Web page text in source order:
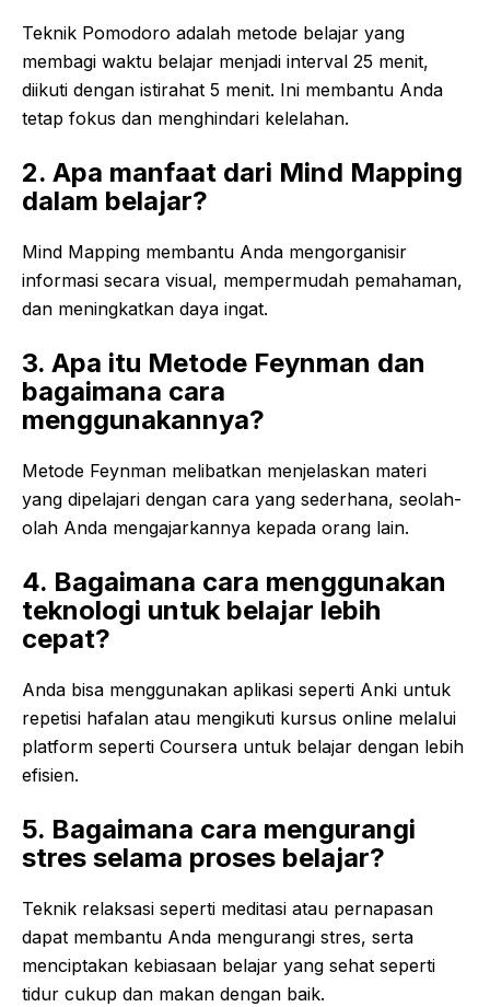
Teknik Pomodoro adalah metode belajar yang
membagi waktu belajar menjadi interval 25 menit,
diikuti dengan istirahat 5 menit. Ini membantu Anda
tetap fokus dan menghindari kelelahan.
2. Apa manfaat dari Mind Mapping
dalam belajar?
Mind Mapping membantu Anda mengorganisir
informasi secara visual, mempermudah pemahaman,
dan meningkatkan daya ingat.
3. Apa itu Metode Feynman dan
bagaimana cara
menggunakannya?
Metode Feynman melibatkan menjelaskan materi
yang dipelajari dengan cara yang sederhana, seolah-
olah Anda mengajarkannya kepada orang lain.
4. Bagaimana cara menggunakan
teknologi untuk belajar lebih
cepat?
Anda bisa menggunakan aplikasi seperti Anki untuk
repetisi hafalan atau mengikuti kursus online melalui
platform seperti Coursera untuk belajar dengan lebih
efisien.
5. Bagaimana cara mengurangi
stres selama proses belajar?
Teknik relaksasi seperti meditasi atau pernapasan
dapat membantu Anda mengurangi stres, serta
menciptakan kebiasaan belajar yang sehat seperti
tidur cukup dan makan dengan baik.